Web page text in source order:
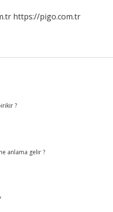
https://pigo.com.tr
?
anlama gelir ?